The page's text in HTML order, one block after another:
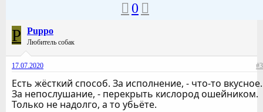
0
P Puppo
Любитель собак
17.07.2020 #3
Есть жёсткий способ. За исполнение, - что-то вкусное.
За непослушание, - перекрыть кислород ошейником.
Только не надолго, а то убьёте.